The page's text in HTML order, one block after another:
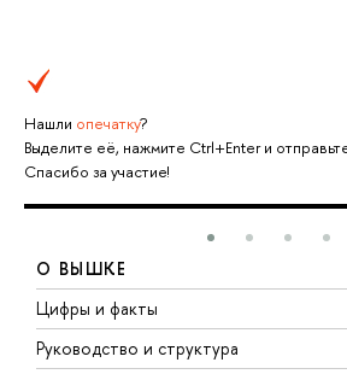
Нашли опечатку?
Выделите её, нажмите Ctrl+Enter и
Спасибо за участие!
О ВЫШКЕ
Цифры и факты
Руководство и структура